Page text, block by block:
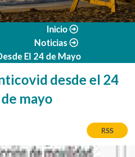
Inicio
Noticias
El 24 de Mayo
desde el 24
de mayo
RSS